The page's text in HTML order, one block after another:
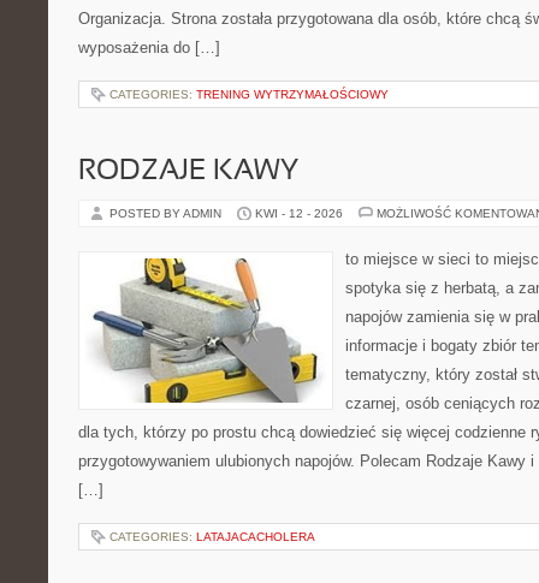
Organizacja. Strona została przygotowana dla osób, które chcą
wyposażenia do […]
CATEGORIES: TRENING WYTRZYMAŁOŚCIOWY
RODZAJE KAWY
POSTED BY ADMIN KWI - 12 - 2026 MOŻLIWOŚĆ
to miejsce w sieci to
spotyka się z herbatą, a
napojów zamienia się w
informacje i bogaty zbiór
tematyczny, który został
czarnej, osób ceniących
dla tych, którzy po prostu chcą dowiedzieć się więcej codzienne
przygotowywaniem ulubionych napojów. Polecam Rodzaje Kawy
[…]
CATEGORIES: LATAJACACHOLERA